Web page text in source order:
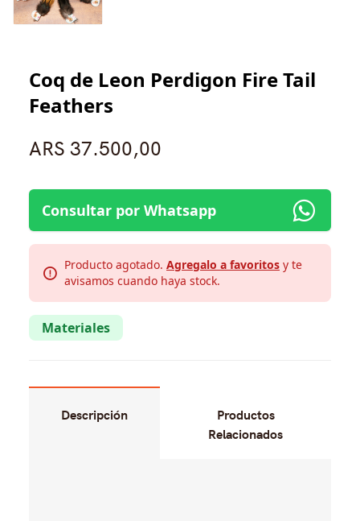
Coq de Leon Perdigon Fire Tail
Feathers
ARS 37.500,00
Consultar por Whatsapp
Producto agotado. Agregalo a favoritos y te
avisamos cuando haya stock.
Materiales
Descripción
Productos
Relacionados